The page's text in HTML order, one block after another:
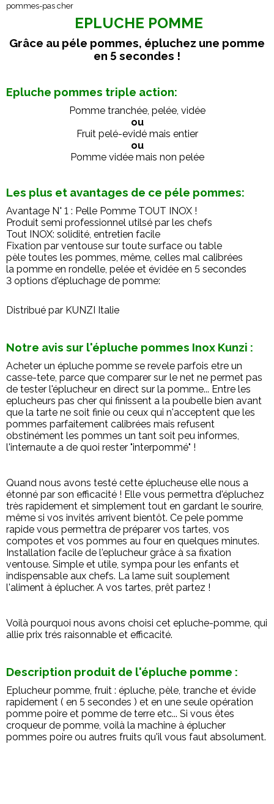
pommes-pas cher
EPLUCHE POMME
Grâce au péle pommes, épluchez une pomme
en 5 secondes !
Epluche pommes triple action:
Pomme tranchée, pelée, vidée
ou
Fruit pelé-evidé mais entier
ou
Pomme vidée mais non pelée
Les plus et avantages de ce péle pommes:
Avantage N° 1 : Pelle Pomme TOUT INOX !
Produit semi professionnel utilsé par les chefs
Tout INOX: solidité, entretien facile
Fixation par ventouse sur toute surface ou table
pèle toutes les pommes, même, celles mal calibrées
la pomme en rondelle, pelée et évidée en 5 secondes
3 options d'épluchage de pomme:
Distribué par KUNZI Italie
Notre avis sur l'épluche pommes Inox Kunzi :
Acheter un épluche pomme se revele parfois etre un
casse-tete, parce que comparer sur le net ne permet pas
de tester l'éplucheur en direct sur la pomme... Entre les
eplucheurs pas cher qui finissent a la poubelle bien avant
que la tarte ne soit finie ou ceux qui n'acceptent que les
pommes parfaitement calibrées mais refusent
obstinément les pommes un tant soit peu informes,
l'internaute a de quoi rester "interpommé" !
Quand nous avons testé cette éplucheuse elle nous a
étonné par son efficacité ! Elle vous permettra d'épluchez
très rapidement et simplement tout en gardant le sourire,
même si vos invités arrivent bientôt. Ce pele pomme
rapide vous permettra de préparer vos tartes, vos
compotes et vos pommes au four en quelques minutes.
Installation facile de l'eplucheur grâce à sa fixation
ventouse. Simple et utile, sympa pour les enfants et
indispensable aux chefs. La lame suit souplement
l'aliment à éplucher. A vos tartes, prêt partez !
Voilà pourquoi nous avons choisi cet epluche-pomme, qui
allie prix trés raisonnable et efficacité.
Description produit de l'épluche pomme :
Eplucheur pomme, fruit : épluche, pèle, tranche et évide
rapidement ( en 5 secondes ) et en une seule opération
pomme poire et pomme de terre etc... Si vous êtes
croqueur de pomme, voilà la machine à éplucher
pommes poire ou autres fruits qu'il vous faut absolument.